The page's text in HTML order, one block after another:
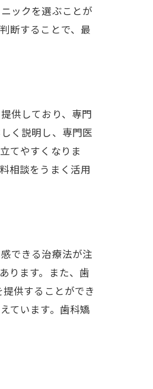
ックを選ぶことが
断することで、最
供しており、専門
く説明し、専門医
てやすくなりま
相談をうまく活用
できる治療法が注
ります。また、歯
供することができ
ています。歯科矯